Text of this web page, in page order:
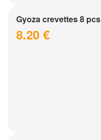
Gyoza crevettes 8 pcs
8.20 €